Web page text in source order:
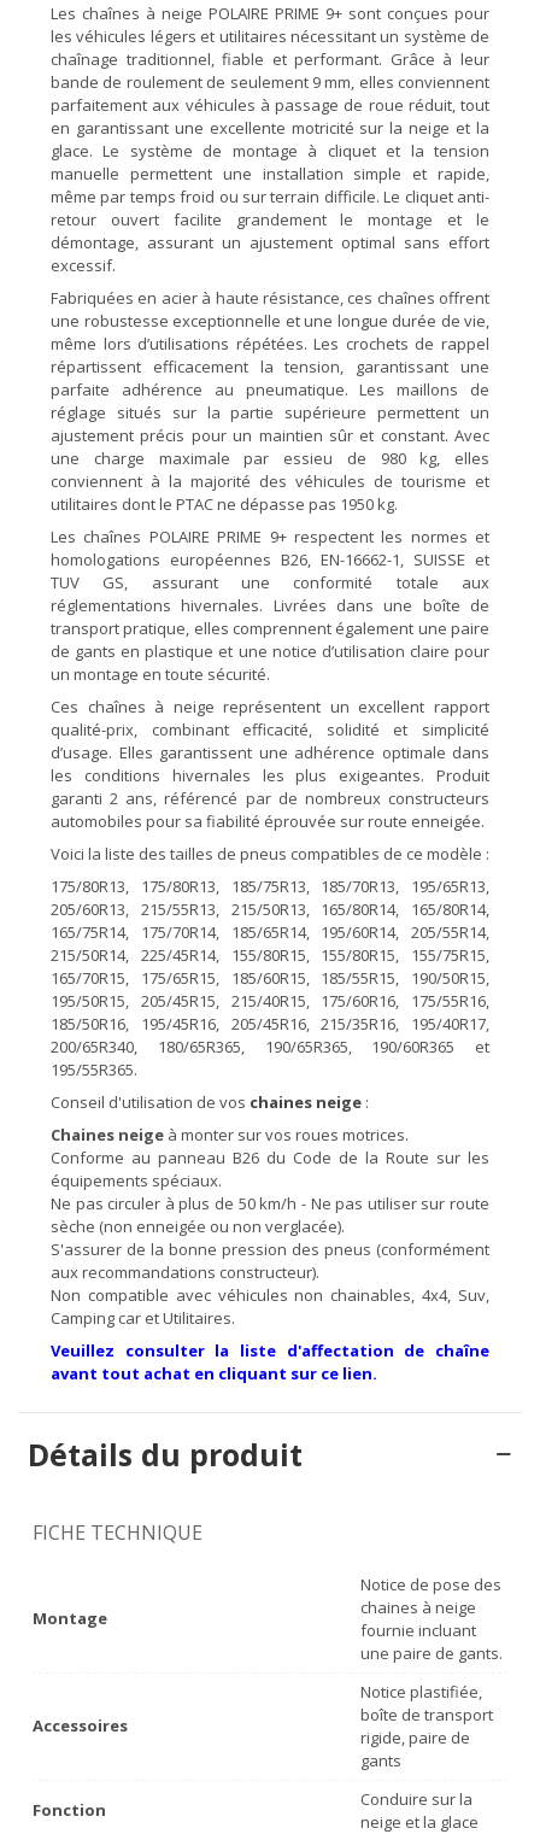
Les chaînes à neige POLAIRE PRIME 9+ sont conçues pour
les véhicules légers et utilitaires nécessitant un système de
chaînage traditionnel, fiable et performant. Grâce à leur
bande de roulement de seulement 9 mm, elles conviennent
parfaitement aux véhicules à passage de roue réduit, tout
en garantissant une excellente motricité sur la neige et la
glace. Le système de montage à cliquet et la tension
manuelle permettent une installation simple et rapide,
même par temps froid ou sur terrain difficile. Le cliquet anti-
retour ouvert facilite grandement le montage et le
démontage, assurant un ajustement optimal sans effort
excessif.
Fabriquées en acier à haute résistance, ces chaînes offrent
une robustesse exceptionnelle et une longue durée de vie,
même lors d’utilisations répétées. Les crochets de rappel
répartissent efficacement la tension, garantissant une
parfaite adhérence au pneumatique. Les maillons de
réglage situés sur la partie supérieure permettent un
ajustement précis pour un maintien sûr et constant. Avec
une charge maximale par essieu de 980 kg, elles
conviennent à la majorité des véhicules de tourisme et
utilitaires dont le PTAC ne dépasse pas 1950 kg.
Les chaînes POLAIRE PRIME 9+ respectent les normes et
homologations européennes B26, EN-16662-1, SUISSE et
TUV GS, assurant une conformité totale aux
réglementations hivernales. Livrées dans une boîte de
transport pratique, elles comprennent également une paire
de gants en plastique et une notice d’utilisation claire pour
un montage en toute sécurité.
Ces chaînes à neige représentent un excellent rapport
qualité-prix, combinant efficacité, solidité et simplicité
d’usage. Elles garantissent une adhérence optimale dans
les conditions hivernales les plus exigeantes. Produit
garanti 2 ans, référencé par de nombreux constructeurs
automobiles pour sa fiabilité éprouvée sur route enneigée.
Voici la liste des tailles de pneus compatibles de ce modèle :
175/80R13, 175/80R13, 185/75R13, 185/70R13, 195/65R13,
205/60R13, 215/55R13, 215/50R13, 165/80R14, 165/80R14,
165/75R14, 175/70R14, 185/65R14, 195/60R14, 205/55R14,
215/50R14, 225/45R14, 155/80R15, 155/80R15, 155/75R15,
165/70R15, 175/65R15, 185/60R15, 185/55R15, 190/50R15,
195/50R15, 205/45R15, 215/40R15, 175/60R16, 175/55R16,
185/50R16, 195/45R16, 205/45R16, 215/35R16, 195/40R17,
200/65R340, 180/65R365, 190/65R365, 190/60R365 et
195/55R365.
Conseil d'utilisation de vos chaines neige :
Chaines neige à monter sur vos roues motrices.
Conforme au panneau B26 du Code de la Route sur les
équipements spéciaux.
Ne pas circuler à plus de 50 km/h - Ne pas utiliser sur route
sèche (non enneigée ou non verglacée).
S'assurer de la bonne pression des pneus (conformément
aux recommandations constructeur).
Non compatible avec véhicules non chainables, 4x4, Suv,
Camping car et Utilitaires.
Veuillez consulter la liste d'affectation de chaîne
avant tout achat en cliquant sur ce lien.
Détails du produit
FICHE TECHNIQUE
Montage
Notice de pose des
chaines à neige
fournie incluant
une paire de gants.
Accessoires
Notice plastifiée,
boîte de transport
rigide, paire de
gants
Fonction
Conduire sur la
neige et la glace